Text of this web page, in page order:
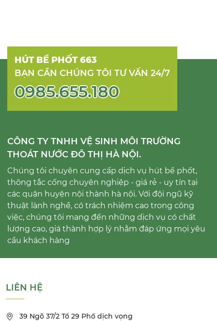
HÚT BỂ PHỐT 663
BẠN CẦN CHÚNG TÔI TƯ VẤN 24/7
0985.655.180
CÔNG TY TNHH VỆ SINH MÔI TRƯỜNG
THOÁT NƯỚC ĐÔ THỊ HÀ NỘI.
Chúng tôi chuyên cung cấp dịch vụ hút bể phốt,
thông tắc cống chuyên nghiệp - giá rẻ - uy tín tại
các quận huyện nội thành hà nội. Với đội ngũ kỹ
thuật lành nghề, có trách nhiệm cao trong công
việc, chúng tôi mang đến những dịch vụ có chất
lượng cao, giá thành hợp lý nhằm đáp ứng mọi yêu
cầu khách hàng
LIÊN HỆ
39 Ngõ 37/2 Tổ 29 Phố dịch vọng